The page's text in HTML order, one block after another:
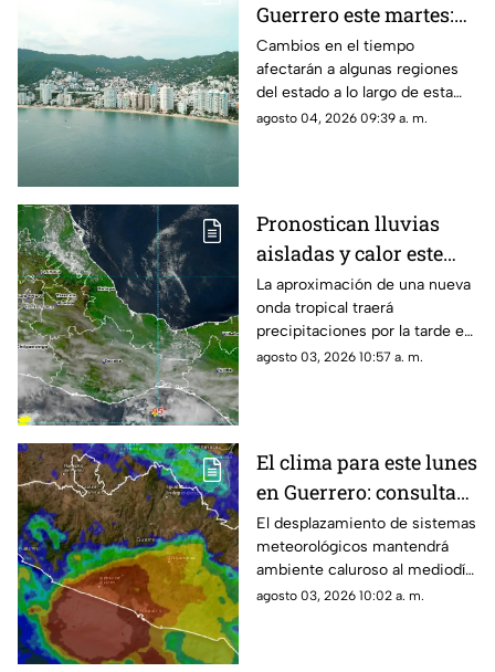
Guerrero este martes:
se esperan variaciones
Cambios en el tiempo
afectarán a algunas regiones
del estado a lo largo de esta
jornada.
agosto 04, 2026 09:39 a. m.
Pronostican lluvias
aisladas y calor este
inicio de semana en
Oaxaca
La aproximación de una nueva
onda tropical traerá
precipitaciones por la tarde en
algunas zonas del estado.
agosto 03, 2026 10:57 a. m.
El clima para este lunes
en Guerrero: consulta
aquí el reporte de hoy
El desplazamiento de sistemas
meteorológicos mantendrá
ambiente caluroso al mediodía
y precipitaciones por la tarde.
agosto 03, 2026 10:02 a. m.